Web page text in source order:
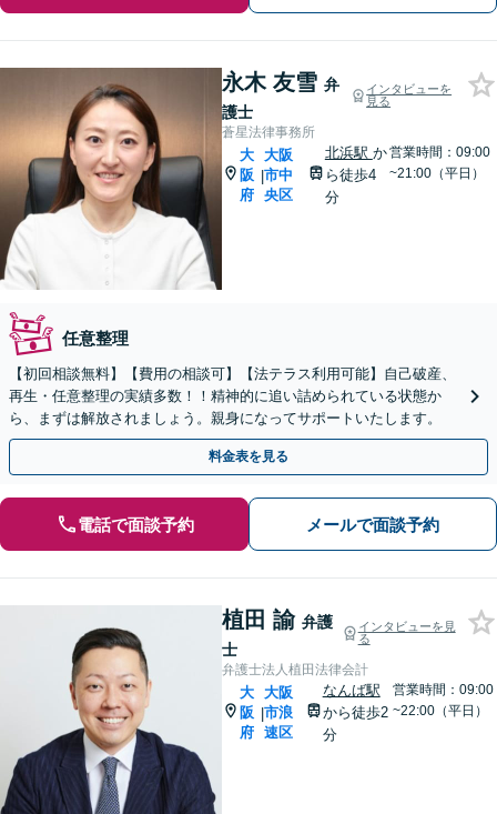
永木 友雪 弁
護士
インタビューを
見る
蒼星法律事務所
大
阪
府
|
大阪
市中
央区
北浜駅 か
ら徒歩4
分
営業時間：09:00
~21:00（平日）
任意整理
【初回相談無料】【費用の相談可】【法テラス利用可能】自己破産、
再生・任意整理の実績多数！！精神的に追い詰められている状態か
ら、まずは解放されましょう。親身になってサポートいたします。
料金表を見る
電話で面談予約 メールで面談予約
植田 諭 弁護
士
インタビューを見
る
弁護士法人植田法律会計
大
阪
府
|
大阪
市浪
速区
なんば駅
から徒歩2
分
営業時間：09:00
~22:00（平日）